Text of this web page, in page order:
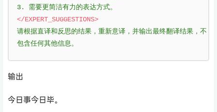
3. 需要更简洁有力的表达方式。
</EXPERT_SUGGESTIONS>
请根据直译和反思的结果，重新意译，并输出最终翻译结果，不
包含任何其他信息。
输出
今日事今日毕。